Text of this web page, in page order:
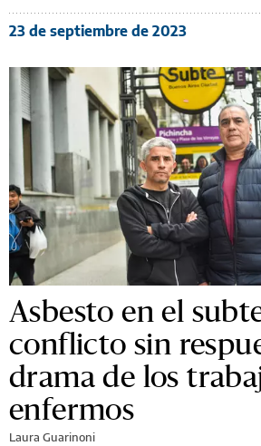
23 de septiembre de 2023
Asbesto en el
conflicto sin
drama de los
enfermos
Laura Guarinoni